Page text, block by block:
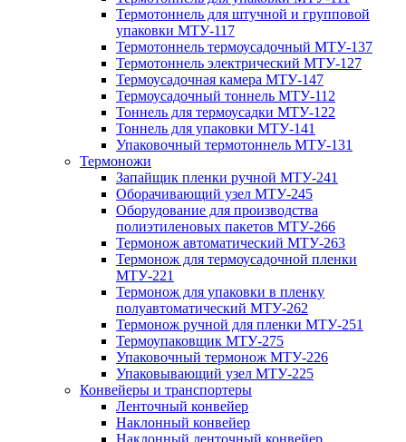
Термотоннель для штучной и групповой
упаковки МТУ-117
Термотоннель термоусадочный МТУ-137
Термотоннель электрический МТУ-127
Термоусадочная камера МТУ-147
Термоусадочный тоннель МТУ-112
Тоннель для термоусадки МТУ-122
Тоннель для упаковки МТУ-141
Упаковочный термотоннель МТУ-131
Термоножи
Запайщик пленки ручной МТУ-241
Оборачивающий узел МТУ-245
Оборудование для производства
полиэтиленовых пакетов МТУ-266
Термонож автоматический МТУ-263
Термонож для термоусадочной пленки
МТУ-221
Термонож для упаковки в пленку
полуавтоматический МТУ-262
Термонож ручной для пленки МТУ-251
Термоупаковщик МТУ-275
Упаковочный термонож МТУ-226
Упаковывающий узел МТУ-225
Конвейеры и транспортеры
Ленточный конвейер
Наклонный конвейер
Наклонный ленточный конвейер